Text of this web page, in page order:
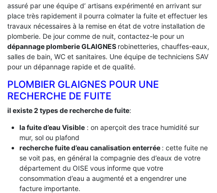
assuré par une équipe d’ artisans expérimenté en arrivant sur
place très rapidement il pourra colmater la fuite et effectuer les
travaux nécessaires à la remise en état de votre installation de
plomberie. De jour comme de nuit, contactez-le pour un
dépannage plomberie GLAIGNES robinetteries, chauffes-eaux,
salles de bain, WC et sanitaires. Une équipe de techniciens SAV
pour un dépannage rapide et de qualité.
PLOMBIER GLAIGNES POUR UNE
RECHERCHE DE FUITE
il existe 2 types de recherche de fuite:
la fuite d’eau Visible: on aperçoit des trace humidité sur
mur, sol ou plafond
recherche fuite d’eau canalisation enterrée : cette fuite ne
se voit pas, en général la compagnie des d’eaux de votre
département du OISE vous informe que votre
consommation d’eau a augmenté et a engendrer une
facture importante.